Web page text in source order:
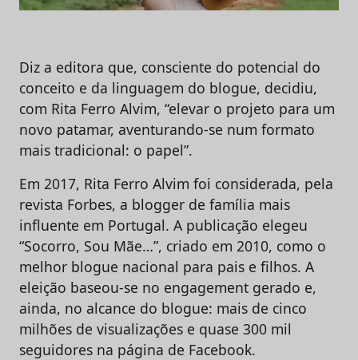
Diz a editora que, consciente do potencial do
conceito e da linguagem do blogue, decidiu,
com Rita Ferro Alvim, “elevar o projeto para um
novo patamar, aventurando-se num formato
mais tradicional: o papel”.
Em 2017, Rita Ferro Alvim foi considerada, pela
revista Forbes, a blogger de família mais
influente em Portugal. A publicação elegeu
“Socorro, Sou Mãe…”, criado em 2010, como o
melhor blogue nacional para pais e filhos. A
eleição baseou-se no engagement gerado e,
ainda, no alcance do blogue: mais de cinco
milhões de visualizações e quase 300 mil
seguidores na página de Facebook.